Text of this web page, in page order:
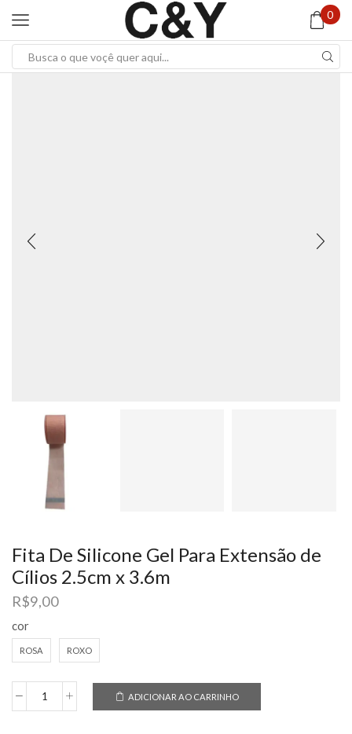
0
Fita De Silicone Gel Para Extensão de
Cílios 2.5cm x 3.6m
R$9,00
cor
ROSA ROXO
Fita
ADICIONAR AO CARRINHO